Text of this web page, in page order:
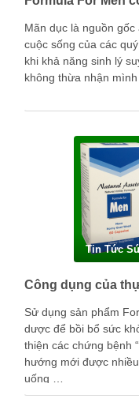
Mãn dục là nguồn
cuộc sống của các
khi khả năng sinh lý
không thừa nhận
Tin Tức
Sử dụng sản phẩm
dược để bồi bổ sức
thiện các chứng bệnh
hướng mới được
uống …